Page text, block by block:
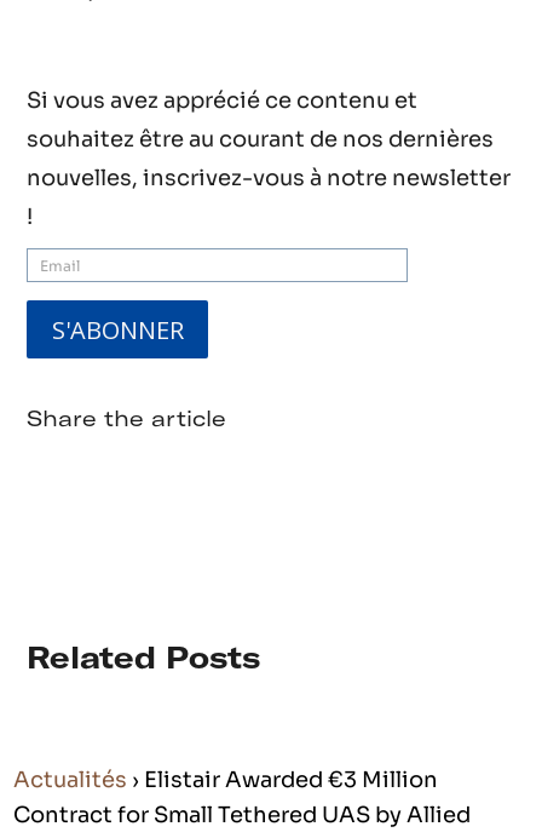
Si vous avez apprécié ce contenu et
souhaitez être au courant de nos dernières
nouvelles, inscrivez-vous à notre newsletter
!
Share the article
Related Posts
Actualités › Elistair Awarded €3 Million
Contract for Small Tethered UAS by Allied